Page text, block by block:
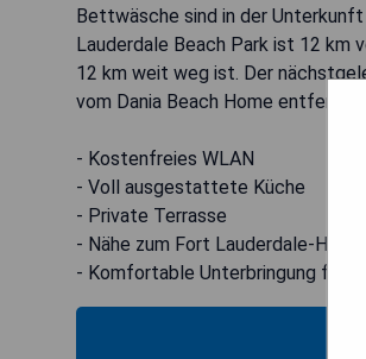
Bettwäsche sind in der Unterkunft
Lauderdale Beach Park ist 12 km
12 km weit weg ist. Der
vom Dania Beach Home entfernt.
- Kostenfreies WLAN
- Voll ausgestattete Küche
- Private Terrasse
- Nähe zum Fort Lauderdale-
- Komfortable Unterbringung für